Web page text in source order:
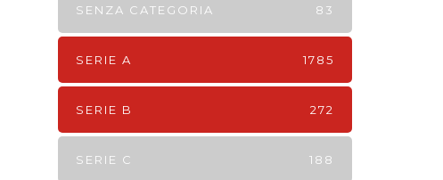
SENZA CATEGORIA 83
SERIE A 1785
SERIE B 272
SERIE C 188